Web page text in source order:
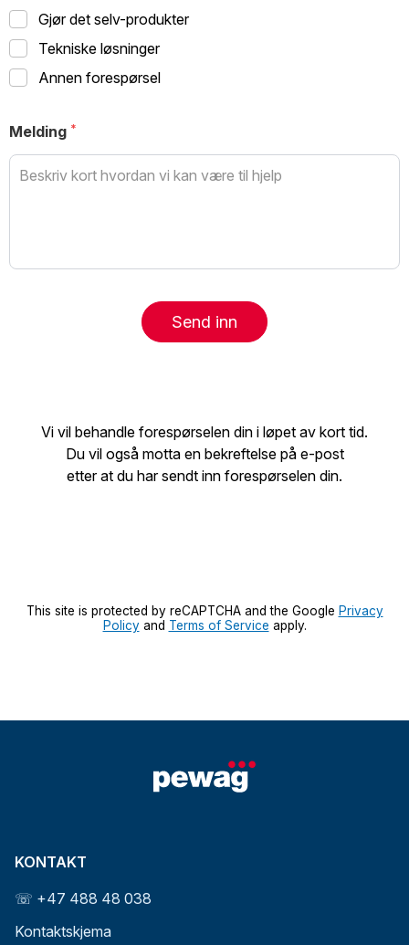
Gjør det selv-produkter
Tekniske løsninger
Annen forespørsel
Melding
Send inn
Vi vil behandle forespørselen din i løpet av kort tid.
Du vil også motta en bekreftelse på e-post
etter at du har sendt inn forespørselen din.
This site is protected by reCAPTCHA and the Google Privacy
Policyand Terms of Service apply.
KONTAKT
☏ +47 488 48 038
Kontaktskjema